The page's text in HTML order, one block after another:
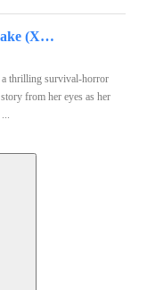
Resident Evil 4 Remake (Xbox Series X/S) - Xbox Live Key - UNITED STATES
a thrilling survival-horror
from her eyes as her